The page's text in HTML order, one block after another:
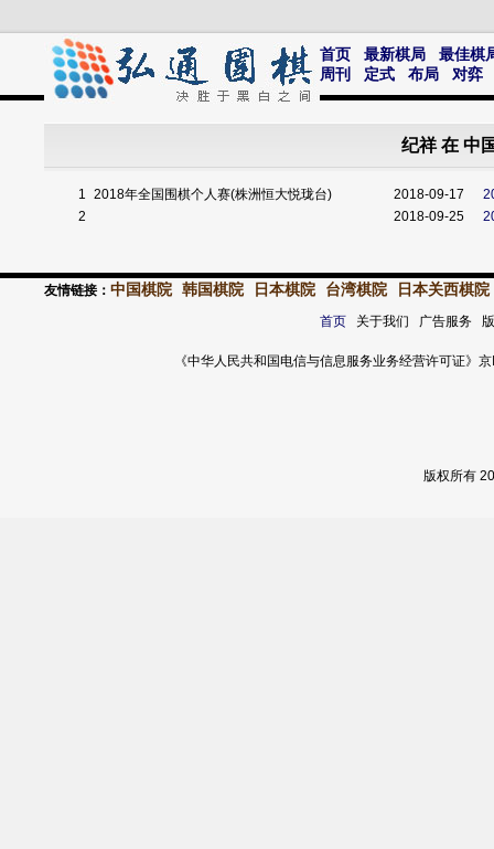
首页 最新棋局
最佳棋
周刊
定式 布局 对弈
纪祥 在 中
1 2018年全国围棋个人赛(株洲恒大悦珑台) 2018-09-17
2
2018-09-25
友情链接： 中国棋院 韩国棋院 日本棋院 台湾棋院 日本关西棋院
首页关于我们 广告服务
《中华人民共和国电信与信息服务业务经营许可证
版权所有